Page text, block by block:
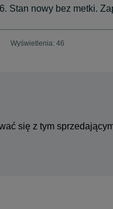
Stan nowy bez metki.
Wyświetlenia: 46
się z tym